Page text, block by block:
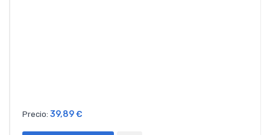
Precio: 39,89 €